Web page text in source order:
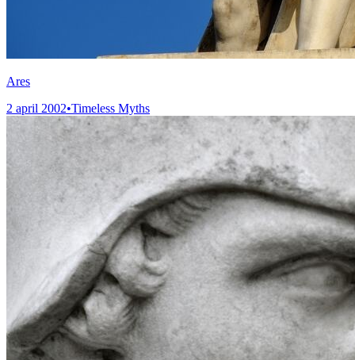
Ares
2 april 2002•Timeless Myths